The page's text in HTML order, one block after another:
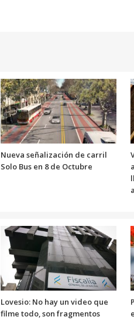
Nueva señalización de carril
Solo Bus en 8 de Octubre
Lovesio: No hay un video que
filme todo, son fragmentos